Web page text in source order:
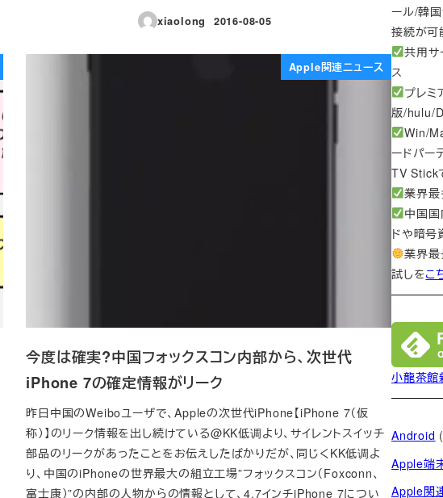
xiaolong
投稿日
2016-08-05
Apple関連ニュース
今度は確実?中国フォックスコン内部から、次世代
iPhone 7の確定情報がリーク
昨日中国のWeiboユーザで、Appleの次世代iPhone【iPhone 7（仮
称）】のリーク情報を出し続けている@KK低调より、サイレントスイッチ
部品のリークがあったことをお伝えしたばかりだが、同じくKK低调よ
り、中国のiPhoneの世界最大の組立工場”フォックスコン（Foxconn、
富士康）”の内部の人物からの情報として、4.7インチiPhone 7につい
ール/韓国
接続が可
共用サ
ス
プレ
版/hulu/
Win/
ードパー
TV Stick
業界
中国国
ドや暗
業界最
試しをこ
小龍茶館
Android
Apple端
Apple関